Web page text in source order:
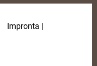
Impronta |